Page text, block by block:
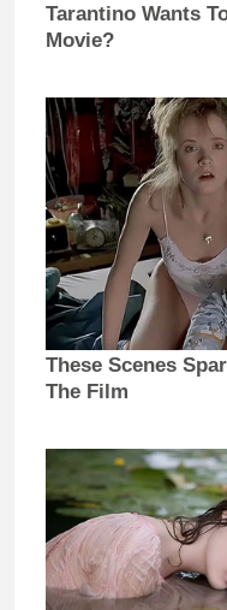
Tarantino Wants
Movie?
These Scenes
The Film